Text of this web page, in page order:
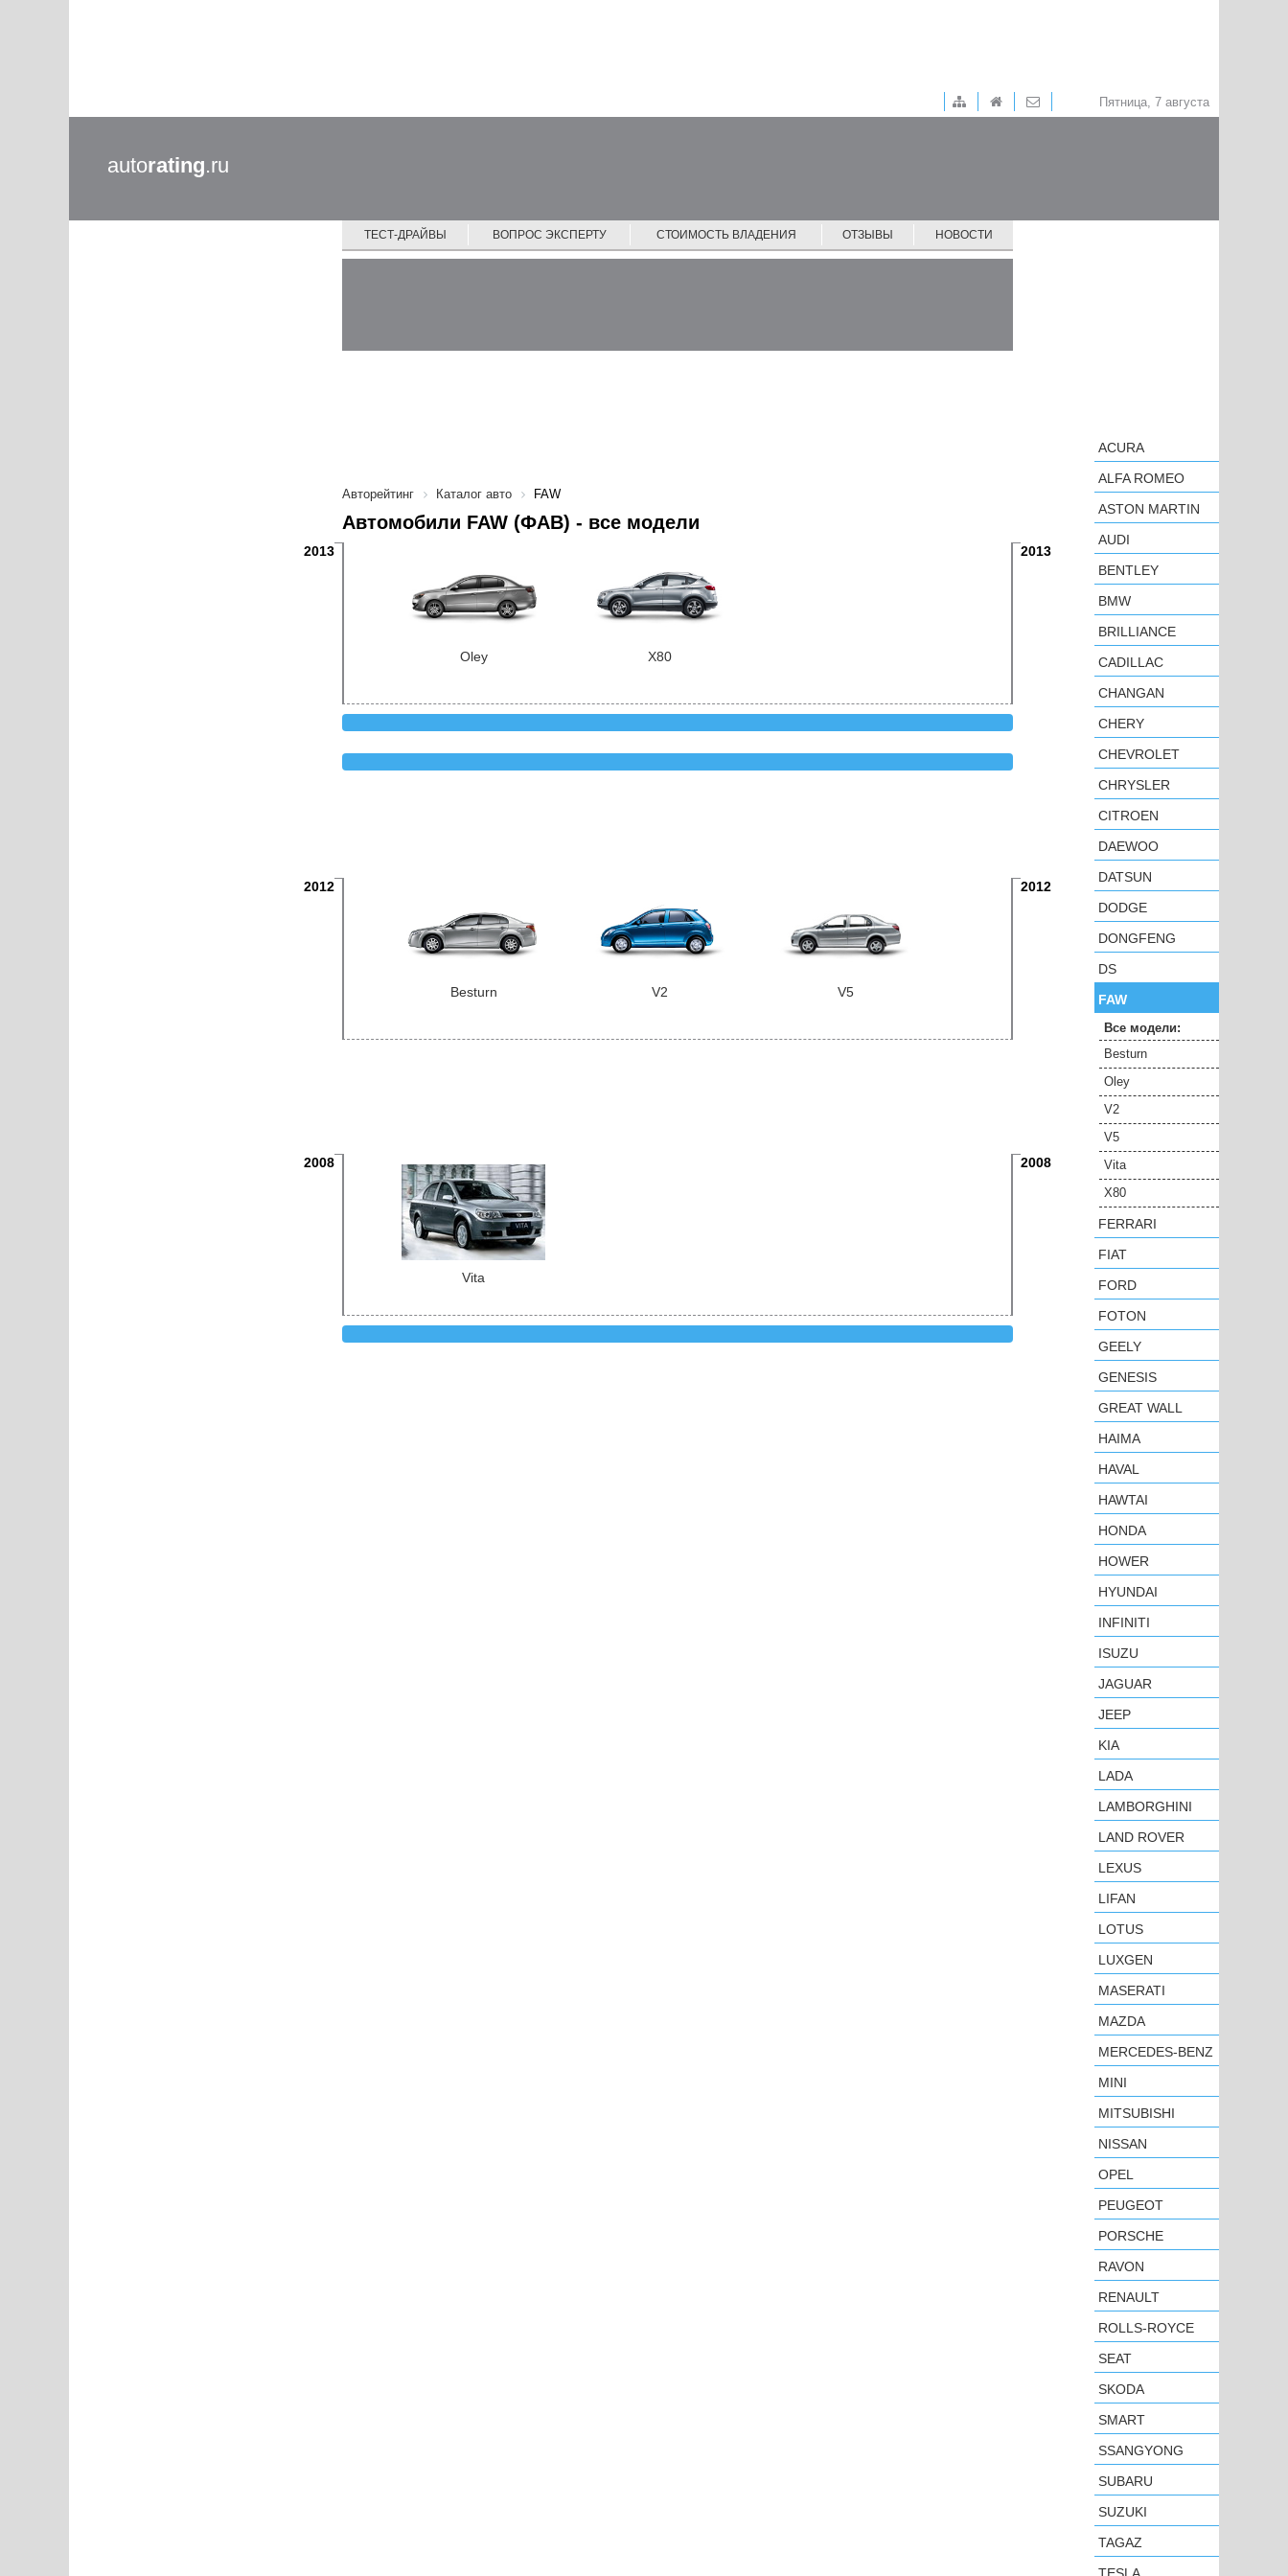
Пятница, 7 августа
autorating.ru
ТЕСТ-ДРАЙВЫ ВОПРОС ЭКСПЕРТУ СТОИМОСТЬ ВЛАДЕНИЯ ОТЗЫВЫ НОВОСТИ
Авторейтинг Каталог авто FAW
Автомобили FAW (ФАВ) - все модели
2013 2013
Oley X80
2012 2012
Besturn V2 V5
2008 2008
Vita
ACURA
ALFA ROMEO
ASTON MARTIN
AUDI
BENTLEY
BMW
BRILLIANCE
CADILLAC
CHANGAN
CHERY
CHEVROLET
CHRYSLER
CITROEN
DAEWOO
DATSUN
DODGE
DONGFENG
DS
FAW
Все модели:
Besturn
Oley
V2
V5
Vita
X80
FERRARI
FIAT
FORD
FOTON
GEELY
GENESIS
GREAT WALL
HAIMA
HAVAL
HAWTAI
HONDA
HOWER
HYUNDAI
INFINITI
ISUZU
JAGUAR
JEEP
KIA
LADA
LAMBORGHINI
LAND ROVER
LEXUS
LIFAN
LOTUS
LUXGEN
MASERATI
MAZDA
MERCEDES-BENZ
MINI
MITSUBISHI
NISSAN
OPEL
PEUGEOT
PORSCHE
RAVON
RENAULT
ROLLS-ROYCE
SEAT
SKODA
SMART
SSANGYONG
SUBARU
SUZUKI
TAGAZ